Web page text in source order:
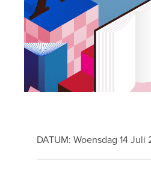
DATUM: Woensdag 14 Juli